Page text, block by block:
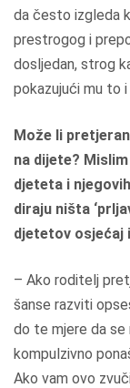
da često izgleda
prestrogog i
dosljedan, strog
pokazujući mu to
Može li
na dijete?
djeteta i
diraju ništa
djetetov osjećaj
– Ako roditelj
šanse razviti
do te mjere da se
kompulzivno
Ako vam ovo